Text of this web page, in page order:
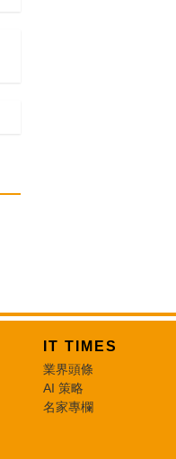
IT TIMES
業界頭條
AI 策略
名家專欄